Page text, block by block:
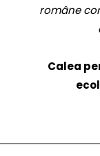
române
Calea